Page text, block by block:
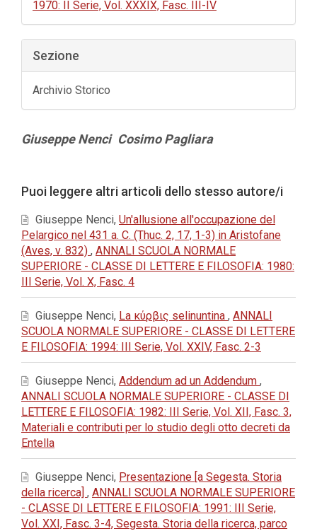
1970: II Serie, Vol. XXXIX, Fasc. III-IV
Sezione
Archivio Storico
Contenuto
principale
Giuseppe Nenci Cosimo Pagliara
dell'articolo
Puoi leggere altri articoli dello stesso autore/i
Giuseppe Nenci, Un'allusione all'occupazione del
Pelargico nel 431 a. C. (Thuc. 2, 17, 1-3) in Aristofane
(Aves, v. 832) , ANNALI SCUOLA NORMALE
SUPERIORE - CLASSE DI LETTERE E FILOSOFIA: 1980:
III Serie, Vol. X, Fasc. 4
Giuseppe Nenci, La κύρβις selinuntina , ANNALI
SCUOLA NORMALE SUPERIORE - CLASSE DI LETTERE
E FILOSOFIA: 1994: III Serie, Vol. XXIV, Fasc. 2-3
Giuseppe Nenci, Addendum ad un Addendum ,
ANNALI SCUOLA NORMALE SUPERIORE - CLASSE DI
LETTERE E FILOSOFIA: 1982: III Serie, Vol. XII, Fasc. 3,
Materiali e contributi per lo studio degli otto decreti da
Entella
Giuseppe Nenci, Presentazione [a Segesta. Storia
della ricerca] , ANNALI SCUOLA NORMALE SUPERIORE
- CLASSE DI LETTERE E FILOSOFIA: 1991: III Serie,
Vol. XXI, Fasc. 3-4, Segesta. Storia della ricerca, parco